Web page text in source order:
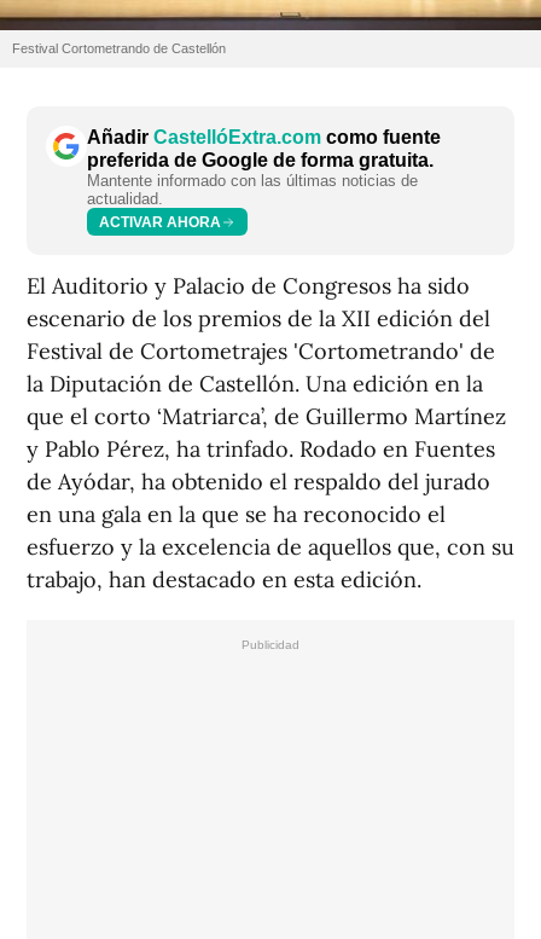
Festival Cortometrando de Castellón
Añadir CastellóExtra.com como fuente
preferida de Google de forma gratuita.
Mantente informado con las últimas noticias de
actualidad.
ACTIVAR AHORA
El Auditorio y Palacio de Congresos ha sido
escenario de los premios de la XII edición del
Festival de Cortometrajes 'Cortometrando' de
la Diputación de Castellón. Una edición en la
que el corto ‘Matriarca’, de Guillermo Martínez
y Pablo Pérez, ha trinfado. Rodado en Fuentes
de Ayódar, ha obtenido el respaldo del jurado
en una gala en la que se ha reconocido el
esfuerzo y la excelencia de aquellos que, con su
trabajo, han destacado en esta edición.